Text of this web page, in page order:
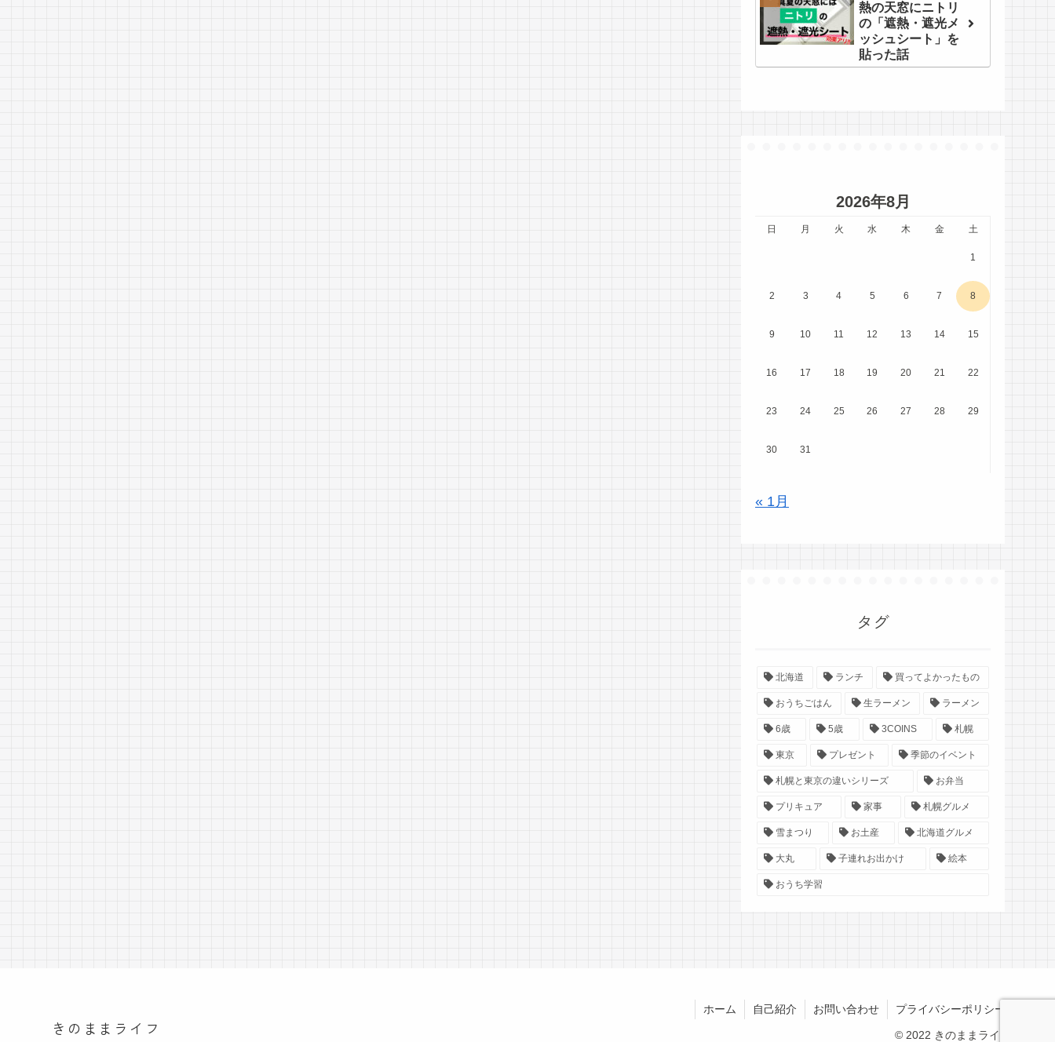
熱の天窓にニトリ
の「遮熱・遮光メ
ッシュシート」を
貼った話
2026年8月
日 月 火 水 木 金 土
1
2 3 4 5 6 7 8
9 10 11 12 13 14 15
16 17 18 19 20 21 22
23 24 25 26 27 28 29
30 31
« 1月
タグ
北海道 ランチ 買ってよかったもの
おうちごはん 生ラーメン ラーメン
6歳 5歳 3COINS 札幌
東京 プレゼント 季節のイベント
札幌と東京の違いシリーズ お弁当
プリキュア 家事 札幌グルメ
雪まつり お土産 北海道グルメ
大丸 子連れお出かけ 絵本
おうち学習
きのままライフ
ホーム 自己紹介 お問い合わせ プライバシーポリシー
© 2022 きのままライフ.